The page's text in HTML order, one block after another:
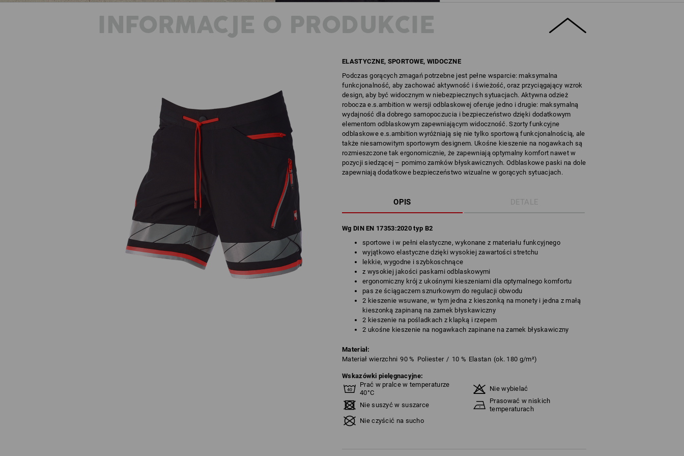
INFORMACJE O PRODUKCIE
ELASTYCZNE, SPORTOWE, WIDOCZNE
Podczas gorących zmagań potrzebne jest pełne wsparcie: maksymalna
funkcjonalność, aby zachować aktywność i świeżość, oraz przyciągający wzrok
design, aby być widocznym w niebezpiecznych sytuacjach. Aktywna odzież
robocza e.s.ambition w wersji odblaskowej oferuje jedno i drugie: maksymalną
wydajność dla dobrego samopoczucia i bezpieczeństwo dzięki dodatkowym
elementom odblaskowym zapewniającym widoczność. Szorty funkcyjne
odblaskowe e.s.ambition wyróżniają się nie tylko sportową funkcjonalnością, ale
także niesamowitym sportowym designem. Ukośne kieszenie na nogawkach są
rozmieszczone tak ergonomicznie, że zapewniają optymalny komfort nawet w
pozycji siedzącej – pomimo zamków błyskawicznych. Odblaskowe paski na dole
zapewniają dodatkowe bezpieczeństwo wizualne w gorących sytuacjach.
OPIS DETALE
Wg DIN EN 17353:2020 typ B2
sportowe i w pełni elastyczne, wykonane z materiału funkcyjnego
wyjątkowo elastyczne dzięki wysokiej zawartości stretchu
lekkie, wygodne i szybkoschnące
z wysokiej jakości paskami odblaskowymi
ergonomiczny krój z ukośnymi kieszeniami dla optymalnego komfortu
pas ze ściągaczem sznurkowym do regulacji obwodu
2 kieszenie wsuwane, w tym jedna z kieszonką na monety i jedna z małą
kieszonką zapinaną na zamek błyskawiczny
2 kieszenie na pośladkach z klapką i rzepem
2 ukośne kieszenie na nogawkach zapinane na zamek błyskawiczny
Materiał:
Materiał wierzchni 90 % Poliester / 10 % Elastan (ok. 180 g/m²)
Wskazówki pielęgnacyjne:
Prać w pralce w temperaturze
40°C
Nie wybielać
Nie suszyć w suszarce
Prasować w niskich
temperaturach
Nie czyścić na sucho